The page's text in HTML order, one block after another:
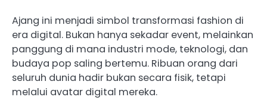
Ajang ini menjadi simbol transformasi fashion di
era digital. Bukan hanya sekadar event, melainkan
panggung di mana industri mode, teknologi, dan
budaya pop saling bertemu. Ribuan orang dari
seluruh dunia hadir bukan secara fisik, tetapi
melalui avatar digital mereka.